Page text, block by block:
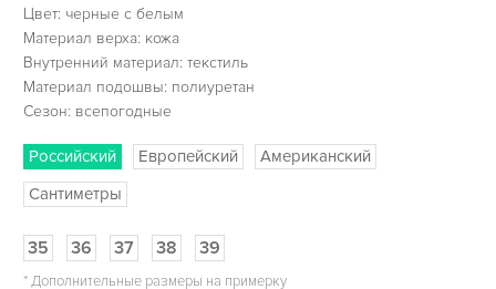
Цвет: черные с белым
Материал верха: кожа
Внутренний материал: текстиль
Материал подошвы: полиуретан
Сезон: всепогодные
Российский Европейский
Американский
Сантиметры
35 36 37 38 39
*Дополнительные размеры на примерку